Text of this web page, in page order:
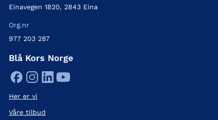
Einavegen 1820, 2843 Eina
Org.nr
977 203 287
Blå Kors Norge
Her er vi
Våre tilbud